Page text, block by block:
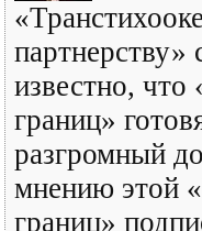
партнерству»
известно, что
границ»
разгромный
мнению этой
границ»